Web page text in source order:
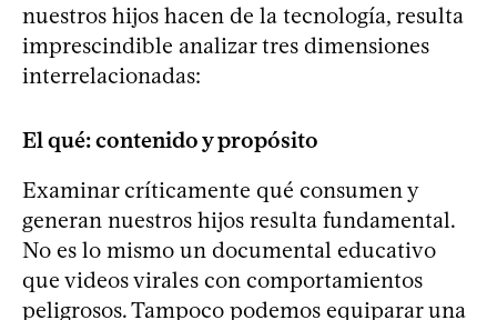
nuestros hijos hacen de la tecnología, resulta
imprescindible analizar tres dimensiones
interrelacionadas:
El qué: contenido y propósito
Examinar críticamente qué consumen y
generan nuestros hijos resulta fundamental.
No es lo mismo un documental educativo
que videos virales con comportamientos
peligrosos. Tampoco podemos equiparar una